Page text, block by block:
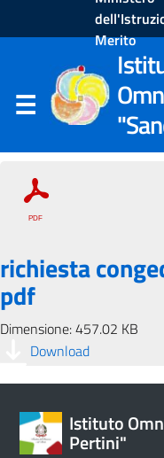
Merito
richiesta
pdf
Dimensione: 457.02 KB
Download
Istituto
Pertini"